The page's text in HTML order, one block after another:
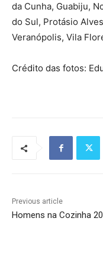
da Cunha, Guabiju,
do Sul, Protásio
Veranópolis, Vila
Crédito das fotos:
Previous article
Homens na Cozinha